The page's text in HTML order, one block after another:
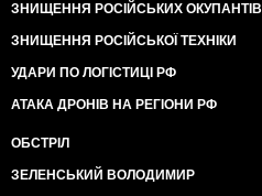
ЗНИЩЕННЯ РОСІЙСЬКИХ ОКУПАНТІВ
ЗНИЩЕННЯ РОСІЙСЬКОЇ ТЕХНІКИ
УДАРИ ПО ЛОГІСТИЦІ РФ
АТАКА ДРОНІВ НА РЕГІОНИ РФ
ОБСТРІЛ
ЗЕЛЕНСЬКИЙ ВОЛОДИМИР